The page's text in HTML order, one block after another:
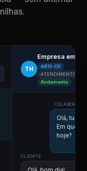
TH
Empresa em
AB12-CD
ATENDIMENTO
Andamento
Olá, tudo
Em que
hoje?
CLIENTE